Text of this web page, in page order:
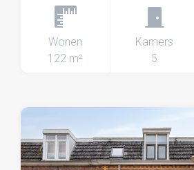
Wonen
122 m²
Kamers
5